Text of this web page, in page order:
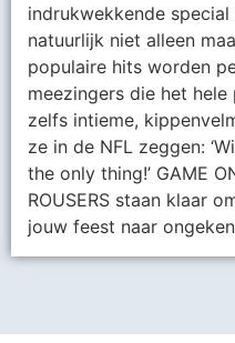
indrukwekkende special
natuurlijk niet alleen
populaire hits worden
meezingers die het
zelfs intieme,
ze in de NFL zeggen:
the only thing!’ GAME
ROUSERS staan klaar
jouw feest naar